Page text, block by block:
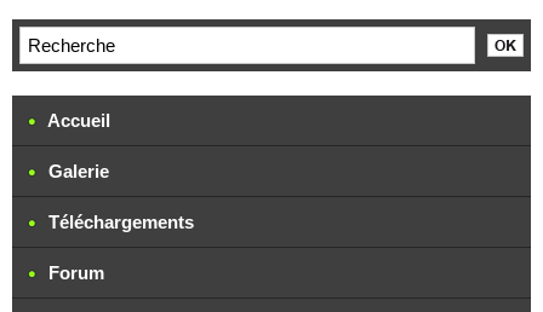
Accueil
Galerie
Téléchargements
Forum